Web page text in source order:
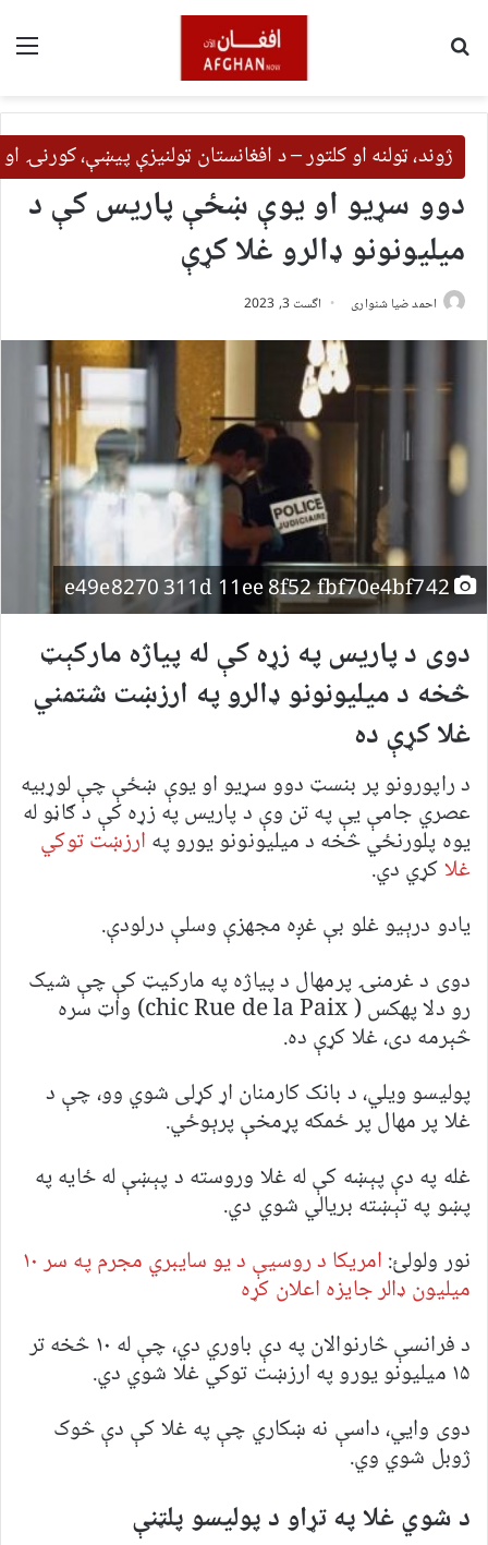
ژوند، ټولنه او کلتور – د افغانستان ټولنیزې پیښې، کورنۍ
دوو سړیو او یوې ښځې پاریس کې د
میلیونونو ډالرو غلا کړې
احمد ضیا شنواری اگست 3, 2023
e49e8270 311d 11ee 8f52 fbf70e4bf742
دوی د پاریس په زړه کې له پیاژه مارکېټ
څخه د میلیونونو ډالرو په ارزښت شتمني
غلا کړې ده
د راپورونو پر بنسټ دوو سړيو او یوې ښځې چې لوړبیه
عصري جامې یې په تن وې د پاریس په زړه کې د ګاڼو له
یوه پلورنځي څخه د میلیونونو یورو په ارزښت توکي
غلاکړي دي.
یادو درېیو غلو بې غږه مجهزې وسلې درلودې.
دوی د غرمنۍ پرمهال د پیاژه په مارکیټ کې چې شیک
رو دلا پهکس ( chic Rue de la Paix) واټ سره
څېرمه دی، غلا کړې ده.
پولیسو ویلي، د بانک کارمنان اړ کړلی شوي وو، چې د
غلا پر مهال پر ځمکه پړمخې پرېوځي.
غله په دې پېښه کې له غلا وروسته د پېښې له ځایه په
پښو په تېښته بریالي شوي دي.
نور ولولئ:
امریکا د روسیې د یو سایبري مجرم په سر ۱۰
میلیون ډالر جایزه اعلان کړه
د فرانسې څارنوالان په دې باوري دي، چې له ۱۰ څخه تر
۱۵ میلیونو یورو په ارزښت توکي غلا شوي‌ دي.
دوی وايي، داسې نه ښکاري چې په غلا کې دې څوک
ژوبل شوي وي.
د شوي غلا په تړاو د پولیسو پلټنې